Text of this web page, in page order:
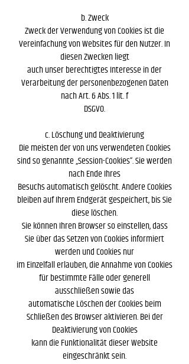
b. Zweck
Zweck der Verwendung von Cookies ist die
Vereinfachung von Websites für den Nutzer. In
diesen Zwecken liegt
auch unser berechtigtes Interesse in der
Verarbeitung der personenbezogenen Daten
nach Art. 6 Abs. 1 lit. f
DSGVO.
c. Löschung und Deaktivierung
Die meisten der von uns verwendeten Cookies
sind so genannte „Session-Cookies“. Sie werden
nach Ende Ihres
Besuchs automatisch gelöscht. Andere Cookies
bleiben auf Ihrem Endgerät gespeichert, bis Sie
diese löschen.
Sie können Ihren Browser so einstellen, dass
Sie über das Setzen von Cookies informiert
werden und Cookies nur
im Einzelfall erlauben, die Annahme von Cookies
für bestimmte Fälle oder generell
ausschließen sowie das
automatische Löschen der Cookies beim
Schließen des Browser aktivieren. Bei der
Deaktivierung von Cookies
kann die Funktionalität dieser Website
eingeschränkt sein.